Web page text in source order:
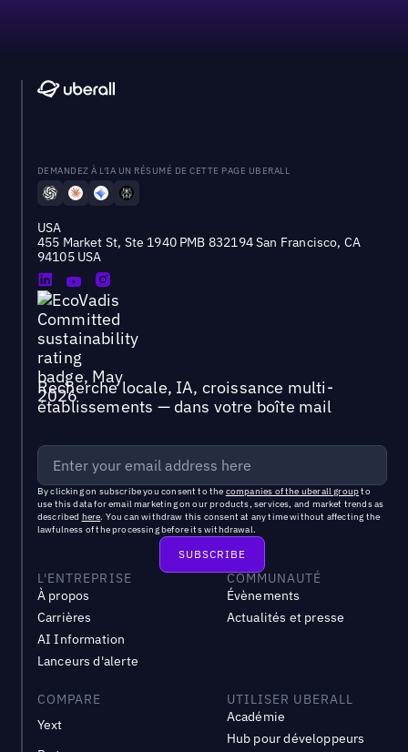
DEMANDEZ À L'IA UN RÉSUMÉ DE CETTE PAGE UBERALL
USA
455 Market St, Ste 1940 PMB 832194 San Francisco, CA
94105 USA
Recherche locale, IA, croissance multi-
établissements — dans votre boîte mail
By clicking on subscribe you consent to the companies of the uberall groupto
use this data for email marketing on our products, services, and market trends as
described here. You can withdraw this consent at any time without affecting the
lawfulness of the processing before its withdrawal.
L'ENTREPRISE
À propos
Carrières
AI Information
Lanceurs d'alerte
COMMUNAUTÉ
Évènements
Actualités et presse
COMPARE
Yext
UTILISER UBERALL
Académie
Hub pour développeurs